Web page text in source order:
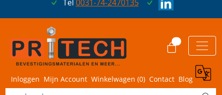
Tel 0031-74-2470135
Inloggen Mijn Account Winkelwagen (0) Contact Blog